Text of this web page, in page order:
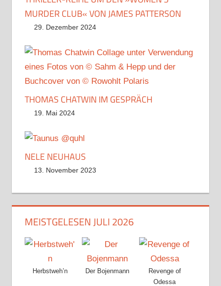
MURDER CLUB« VON JAMES PATTERSON
29. Dezember 2024
THOMAS CHATWIN IM GESPRÄCH
19. Mai 2024
NELE NEUHAUS
13. November 2023
MEISTGELESEN JULI 2026
Herbstweh’n Der Bojenmann
Revenge of
Odessa